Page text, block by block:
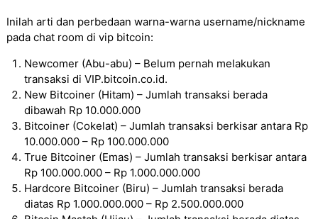
Inilah arti dan perbedaan warna-warna username/nickname
pada chat room di vip bitcoin:
Newcomer (Abu-abu) – Belum pernah melakukan
transaksi di VIP.bitcoin.co.id.
New Bitcoiner (Hitam) – Jumlah transaksi berada
dibawah Rp 10.000.000
Bitcoiner (Cokelat) – Jumlah transaksi berkisar antara Rp
10.000.000 – Rp 100.000.000
True Bitcoiner (Emas) – Jumlah transaksi berkisar antara
Rp 100.000.000 – Rp 1.000.000.000
Hardcore Bitcoiner (Biru) – Jumlah transaksi berada
diatas Rp 1.000.000.000 – Rp 2.500.000.000